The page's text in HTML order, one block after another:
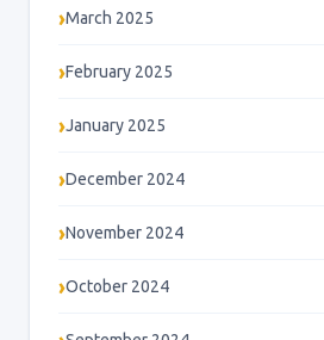
March 2025
February 2025
January 2025
December 2024
November 2024
October 2024